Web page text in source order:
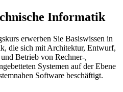
Informatik
erwerben Sie Basiswissen in
die sich mit Architektur, Entwurf,
Betrieb von Rechner-,
Systemen auf der Ebene
Software beschäftigt.